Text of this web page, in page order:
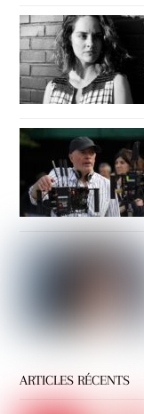
ARTICLES RÉCENTS